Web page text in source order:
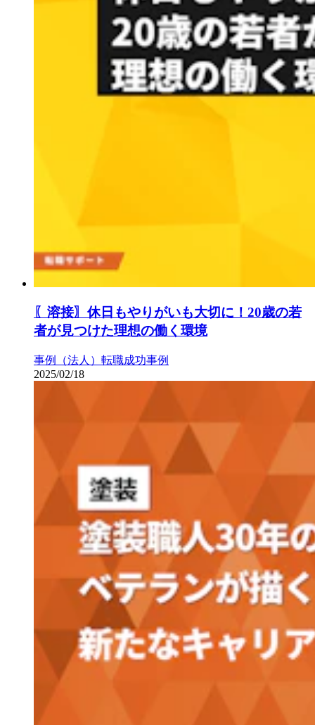
〖溶接〗休日もやりがいも大切に！20歳の若
者が見つけた理想の働く環境
事例（法人） 転職成功事例
2025/02/18